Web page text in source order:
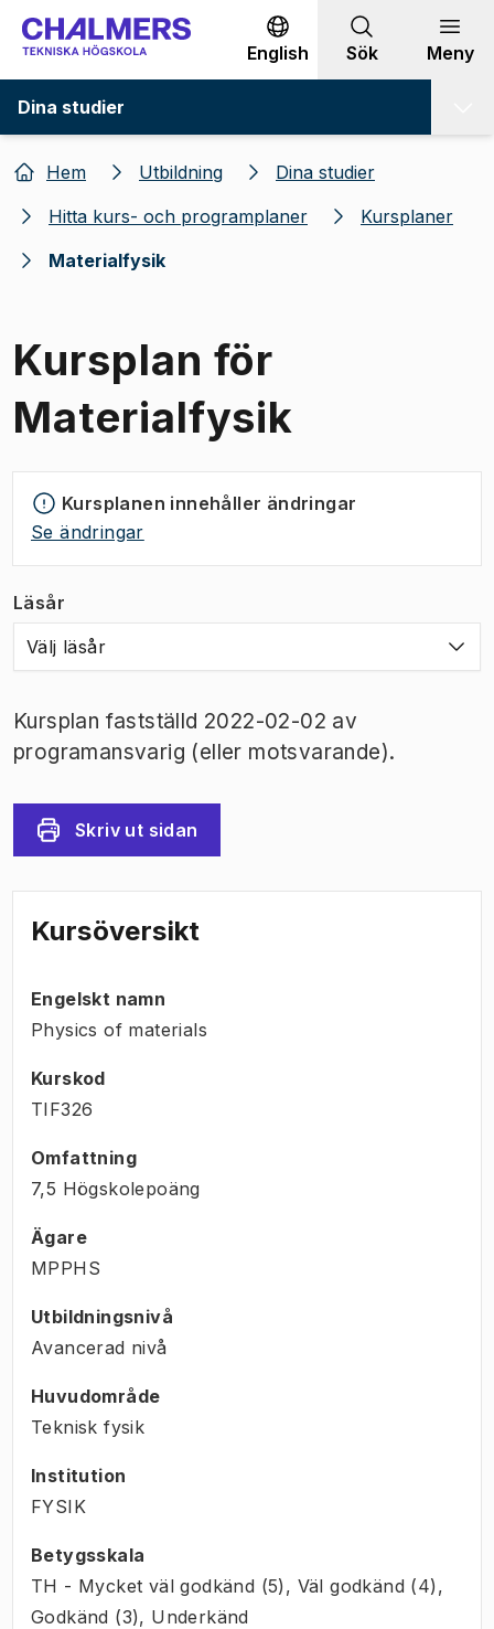
Gå till innehållet
English Sök Meny
Dina studier
Hem Utbildning
Dina studier
Hitta kurs- och programplaner
Kursplaner
Materialfysik
Kursplan för
Materialfysik
Kursplanen innehåller ändringar
Se ändringar
Läsår
Välj läsår
Kursplan fastställd 2022-02-02 av
programansvarig (eller motsvarande).
Skriv ut sidan
Kursöversikt
Engelskt namn
Physics of materials
Kurskod
TIF326
Omfattning
7,5 Högskolepoäng
Ägare
MPPHS
Utbildningsnivå
Avancerad nivå
Huvudområde
Teknisk fysik
Institution
FYSIK
Betygsskala
TH - Mycket väl godkänd (5), Väl godkänd (4),
Godkänd (3), Underkänd